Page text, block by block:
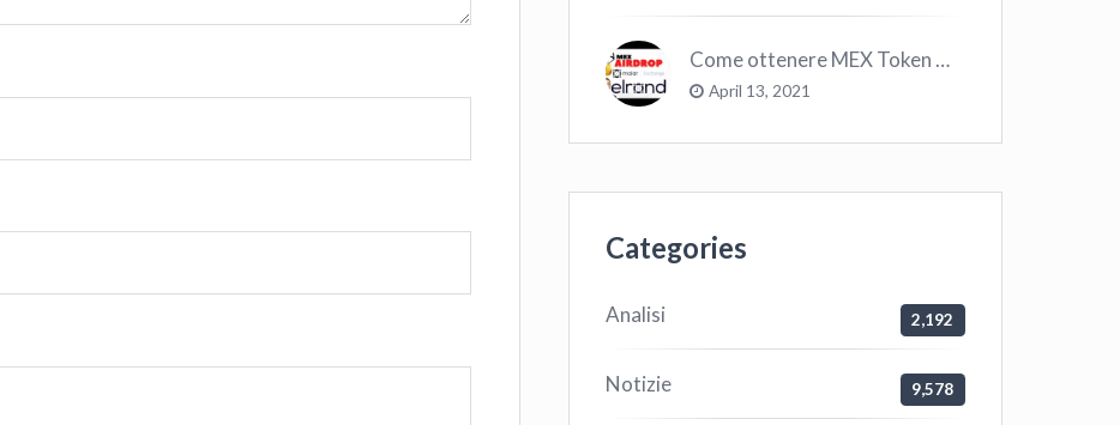
Come ottenere MEX Token GRATIS su Elrond ?
April 13, 2021
Categories
Analisi 2,192
Notizie 9,578